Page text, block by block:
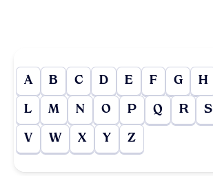
A B C D E F G H
L M N O P Q R S
V W X Y Z